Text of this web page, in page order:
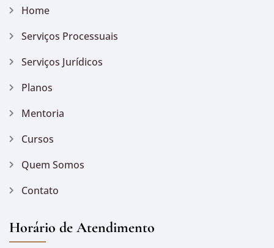
Home
Serviços Processuais
Serviços Jurídicos
Planos
Mentoria
Cursos
Quem Somos
Contato
Horário de Atendimento